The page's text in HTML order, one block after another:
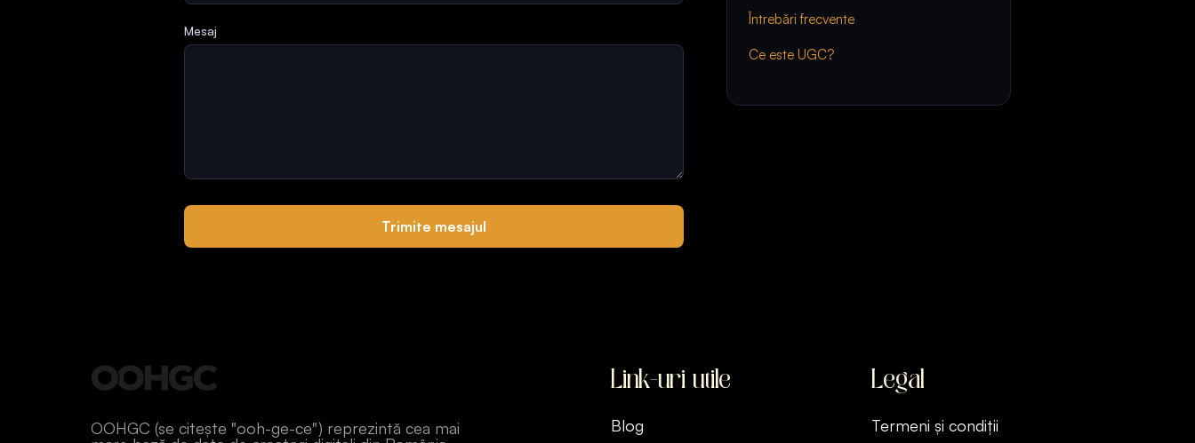
Mesaj
Trimite mesajul
Întrebări frecvente
Ce este UGC?
OOHGC (se citește "ooh-ge-ce") reprezintă cea mai
Link-uri utile
Blog
Legal
Termeni și condiții